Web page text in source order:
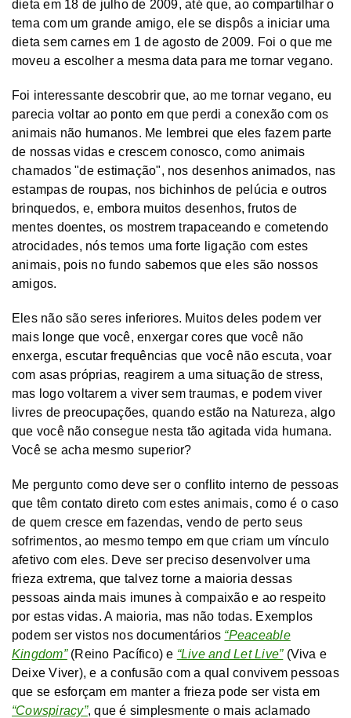
dieta em 18 de julho de 2009, até que, ao compartilhar o
tema com um grande amigo, ele se dispôs a iniciar uma
dieta sem carnes em 1 de agosto de 2009. Foi o que me
moveu a escolher a mesma data para me tornar vegano.
Foi interessante descobrir que, ao me tornar vegano, eu
parecia voltar ao ponto em que perdi a conexão com os
animais não humanos. Me lembrei que eles fazem parte
de nossas vidas e crescem conosco, como animais
chamados "de estimação", nos desenhos animados, nas
estampas de roupas, nos bichinhos de pelúcia e outros
brinquedos, e, embora muitos desenhos, frutos de
mentes doentes, os mostrem trapaceando e cometendo
atrocidades, nós temos uma forte ligação com estes
animais, pois no fundo sabemos que eles são nossos
amigos.
Eles não são seres inferiores. Muitos deles podem ver
mais longe que você, enxergar cores que você não
enxerga, escutar frequências que você não escuta, voar
com asas próprias, reagirem a uma situação de stress,
mas logo voltarem a viver sem traumas, e podem viver
livres de preocupações, quando estão na Natureza, algo
que você não consegue nesta tão agitada vida humana.
Você se acha mesmo superior?
Me pergunto como deve ser o conflito interno de pessoas
que têm contato direto com estes animais, como é o caso
de quem cresce em fazendas, vendo de perto seus
sofrimentos, ao mesmo tempo em que criam um vínculo
afetivo com eles. Deve ser preciso desenvolver uma
frieza extrema, que talvez torne a maioria dessas
pessoas ainda mais imunes à compaixão e ao respeito
por estas vidas. A maioria, mas não todas. Exemplos
podem ser vistos nos documentários “Peaceable
Kingdom”(Reino Pacífico) e “Live and Let Live”(Viva e
Deixe Viver), e a confusão com a qual convivem pessoas
que se esforçam em manter a frieza pode ser vista em
“Cowspiracy”, que é simplesmente o mais aclamado